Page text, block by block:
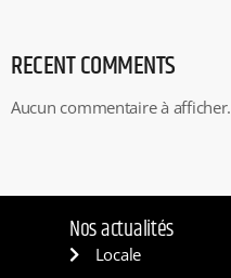
RECENT COMMENTS
Aucun commentaire à afficher.
Nos actualités
Locale